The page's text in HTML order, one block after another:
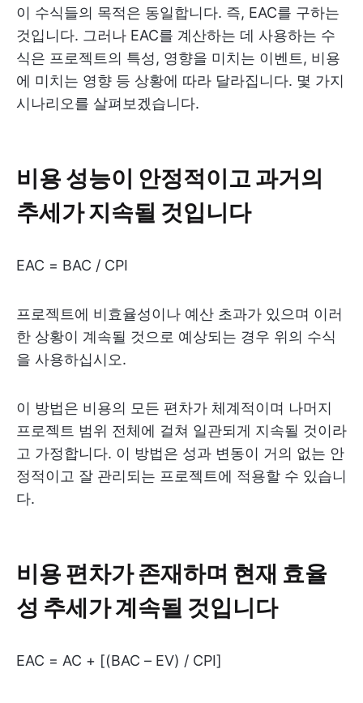
이 수식들의 목적은 동일합니다. 즉, EAC를 구하는
것입니다. 그러나 EAC를 계산하는 데 사용하는 수
식은 프로젝트의 특성, 영향을 미치는 이벤트, 비용
에 미치는 영향 등 상황에 따라 달라집니다. 몇 가지
시나리오를 살펴보겠습니다.
비용 성능이 안정적이고 과거의
추세가 지속될 것입니다
EAC = BAC / CPI
프로젝트에 비효율성이나 예산 초과가 있으며 이러
한 상황이 계속될 것으로 예상되는 경우 위의 수식
을 사용하십시오.
이 방법은 비용의 모든 편차가 체계적이며 나머지
프로젝트 범위 전체에 걸쳐 일관되게 지속될 것이라
고 가정합니다. 이 방법은 성과 변동이 거의 없는 안
정적이고 잘 관리되는 프로젝트에 적용할 수 있습니
다.
비용 편차가 존재하며 현재 효율
성 추세가 계속될 것입니다
EAC = AC + [(BAC – EV) / CPI]